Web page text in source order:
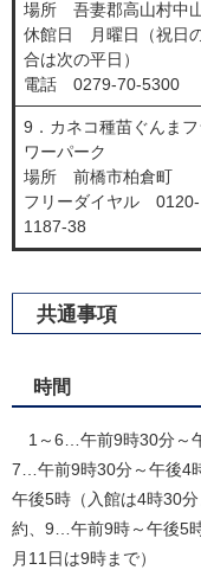
場所 吾妻郡高山村中
休館日 月曜日（祝日
合は次の平日）
電話 0279-70-5300
9．カネコ種苗ぐんまフ
ワーパーク
場所 前橋市柏倉町
フリーダイヤル 0120-
1187-38
共通事項
時間
1～6…午前9時30分～
7…午前9時30分～午後4
午後5時（入館は4時30
約、9…午前9時～午後5
月11日は9時まで）